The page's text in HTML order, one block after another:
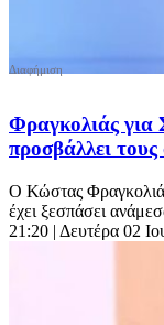
Φραγκολιάς για
προσβάλλει τους
Ο Κώστας
έχει ξεσπάσει
21:20 | Δευτέρα 02